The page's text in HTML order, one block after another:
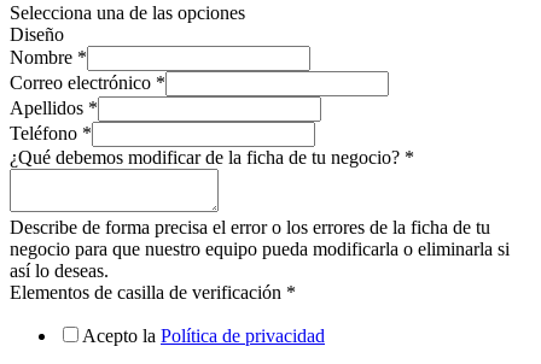
Selecciona una de las opciones
Diseño
Nombre *
Correo electrónico *
Apellidos *
Teléfono *
¿Qué debemos modificar de la ficha de tu negocio? *
Describe de forma precisa el error o los errores de la ficha de tu
negocio para que nuestro equipo pueda modificarla o eliminarla si
así lo deseas.
Elementos de casilla de verificación *
Acepto la Política de privacidad